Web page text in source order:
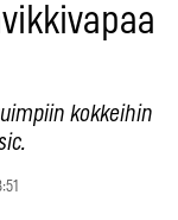
kokkeihin